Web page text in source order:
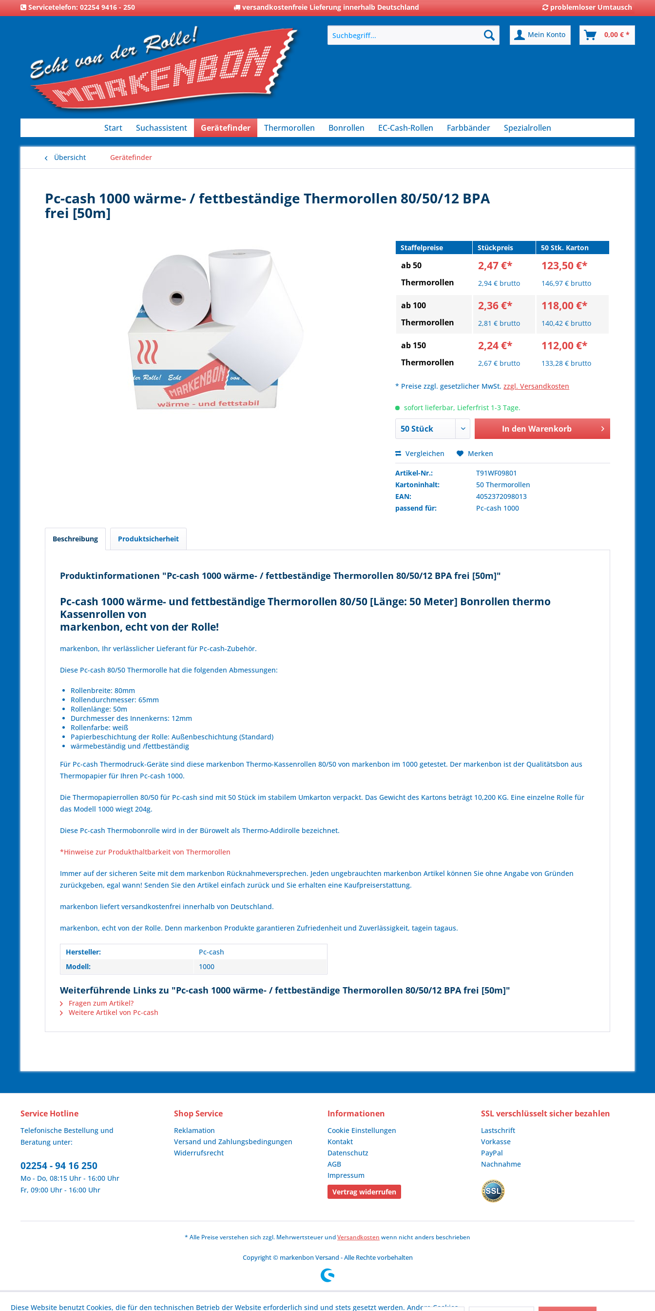
Servicetelefon: 02254 9416 - 250 versandkostenfreie Lieferung innerhalb Deutschland problemloser Umtausch
Mein Konto 0,00 € *
Start Suchassistent Gerätefinder Thermorollen Bonrollen EC-Cash-Rollen Farbbänder Spezialrollen
Übersicht Gerätefinder
Pc-cash 1000 wärme- / fettbeständige Thermorollen 80/50/12 BPA
frei [50m]
Staffelpreise Stückpreis 50 Stk. Karton
ab 50
Thermorollen
2,47 €*
2,94 € brutto
123,50 €*
146,97 € brutto
ab 100
Thermorollen
2,36 €*
2,81 € brutto
118,00 €*
140,42 € brutto
ab 150
Thermorollen
2,24 €*
2,67 € brutto
112,00 €*
133,28 € brutto
* Preise zzgl. gesetzlicher MwSt.zzgl. Versandkosten
sofort lieferbar, Lieferfrist 1-3 Tage.
In den Warenkorb
Vergleichen Merken
Artikel-Nr.:
T91WF09801
Kartoninhalt:
50 Thermorollen
EAN:
4052372098013
passend für:
Pc-cash 1000
Beschreibung Produktsicherheit
Produktinformationen "Pc-cash 1000 wärme- / fettbeständige Thermorollen 80/50/12 BPA frei [50m]"
Pc-cash 1000 wärme- und fettbeständige Thermorollen 80/50 [Länge: 50 Meter] Bonrollen thermo
Kassenrollen von
markenbon, echt von der Rolle!
markenbon, Ihr verlässlicher Lieferant für Pc-cash-Zubehör.
Diese Pc-cash 80/50 Thermorolle hat die folgenden Abmessungen:
Rollenbreite: 80mm
Rollendurchmesser: 65mm
Rollenlänge: 50m
Durchmesser des Innenkerns: 12mm
Rollenfarbe: weiß
Papierbeschichtung der Rolle: Außenbeschichtung (Standard)
wärmebeständig und /fettbeständig
Für Pc-cash Thermodruck-Geräte sind diese markenbon Thermo-Kassenrollen 80/50 von markenbon im 1000 getestet. Der markenbon ist der Qualitätsbon aus
Thermopapier für Ihren Pc-cash 1000.
Die Thermopapierrollen 80/50 für Pc-cash sind mit 50 Stück im stabilem Umkarton verpackt. Das Gewicht des Kartons beträgt 10,200 KG. Eine einzelne Rolle für
das Modell 1000 wiegt 204g.
Diese Pc-cash Thermobonrolle wird in der Bürowelt als Thermo-Addirolle bezeichnet.
*Hinweise zur Produkthaltbarkeit von Thermorollen
Immer auf der sicheren Seite mit dem markenbon Rücknahmeversprechen. Jeden ungebrauchten markenbon Artikel können Sie ohne Angabe von Gründen
zurückgeben, egal wann! Senden Sie den Artikel einfach zurück und Sie erhalten eine Kaufpreiserstattung.
markenbon liefert versandkostenfrei innerhalb von Deutschland.
markenbon, echt von der Rolle. Denn markenbon Produkte garantieren Zufriedenheit und Zuverlässigkeit, tagein tagaus.
Hersteller:
Pc-cash
Modell:
1000
Weiterführende Links zu "Pc-cash 1000 wärme- / fettbeständige Thermorollen 80/50/12 BPA frei [50m]"
Fragen zum Artikel?
Weitere Artikel von Pc-cash
Service Hotline
Telefonische Bestellung und
Beratung unter:
02254 - 94 16 250
Mo - Do, 08:15 Uhr - 16:00 Uhr
Fr, 09:00 Uhr - 16:00 Uhr
Shop Service
Reklamation
Versand und Zahlungsbedingungen
Widerrufsrecht
Informationen
Cookie Einstellungen
Kontakt
Datenschutz
AGB
Impressum
Vertrag widerrufen
SSL verschlüsselt sicher bezahlen
Lastschrift
Vorkasse
PayPal
Nachnahme
* Alle Preise verstehen sich zzgl. Mehrwertsteuer undVersandkosten wenn nicht anders beschrieben
Copyright © markenbon Versand - Alle Rechte vorbehalten
Diese Website benutzt Cookies, die für den technischen Betrieb der Website erforderlich sind und stets gesetzt werden. Andere Cookies,